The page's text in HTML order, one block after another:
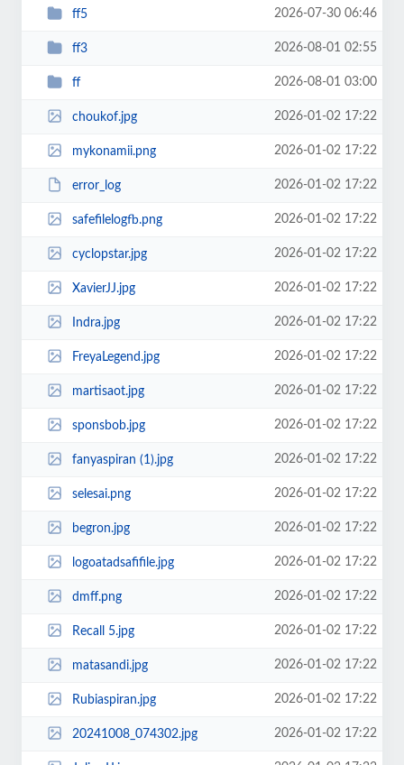
ff5 2026-07-30 06:46
ff3 2026-08-01 02:55
ff 2026-08-01 03:00
choukof.jpg 2026-01-02 17:22
mykonamii.png 2026-01-02 17:22
error_log 2026-01-02 17:22
safefilelogfb.png 2026-01-02 17:22
cyclopstar.jpg 2026-01-02 17:22
XavierJJ.jpg 2026-01-02 17:22
Indra.jpg 2026-01-02 17:22
FreyaLegend.jpg 2026-01-02 17:22
martisaot.jpg 2026-01-02 17:22
sponsbob.jpg 2026-01-02 17:22
fanyaspiran (1).jpg 2026-01-02 17:22
selesai.png 2026-01-02 17:22
begron.jpg 2026-01-02 17:22
logoatadsafifile.jpg 2026-01-02 17:22
dmff.png 2026-01-02 17:22
Recall 5.jpg 2026-01-02 17:22
matasandi.jpg 2026-01-02 17:22
Rubiaspiran.jpg 2026-01-02 17:22
20241008_074302.jpg 2026-01-02 17:22